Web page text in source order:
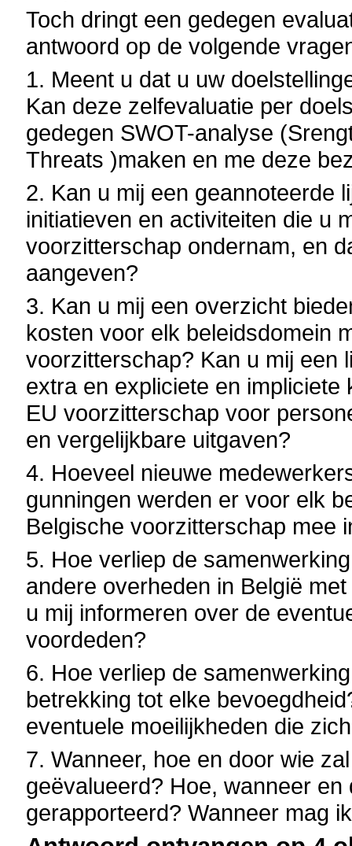
Toch dringt een gedegen
antwoord op de volgende
1. Meent u dat u uw
Kan deze zelfevaluatie per
gedegen SWOT-analyse
Threats )maken en me deze
2. Kan u mij een geannoteerde
initiatieven en activiteiten die u
voorzitterschap ondernam, en
aangeven?
3. Kan u mij een overzicht
kosten voor elk beleidsdomein
voorzitterschap? Kan u mij een
extra en expliciete en
EU voorzitterschap voor
en vergelijkbare uitgaven?
4. Hoeveel nieuwe
gunningen werden er voor elk
Belgische voorzitterschap mee
5. Hoe verliep de
andere overheden in België
u mij informeren over de
voordeden?
6. Hoe verliep de
betrekking tot elke
eventuele moeilijkheden die
7. Wanneer, hoe en door wie
geëvalueerd? Hoe, wanneer
gerapporteerd? Wanneer mag